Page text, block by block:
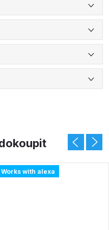
Works with alexa